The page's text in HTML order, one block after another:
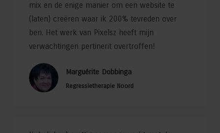
mix en de enige manier om een website te
(laten) creëren waar ik 200% tevreden over
ben. Het werk van Pixelsz heeft mijn
verwachtingen pertinent overtroffen!
Marguérite Dobbinga
Regressietherapie Noord